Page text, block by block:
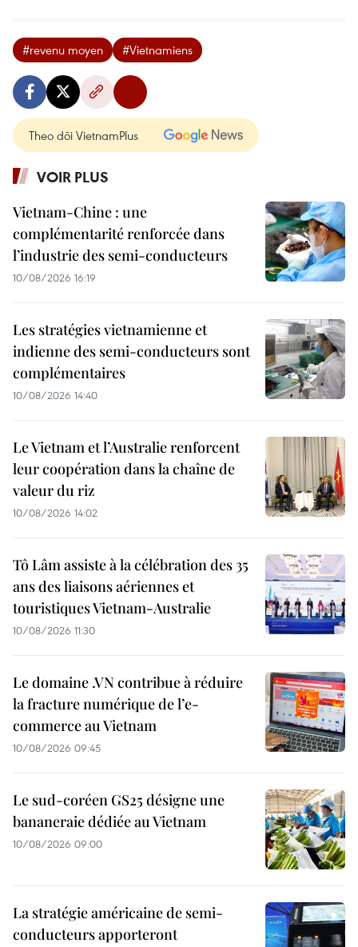
#revenu moyen #Vietnamiens
Theo dõi VietnamPlus
VOIR PLUS
Vietnam-Chine : une
complémentarité renforcée dans
l’industrie des semi-conducteurs
10/08/2026 16:19
Les stratégies vietnamienne et
indienne des semi-conducteurs sont
complémentaires
10/08/2026 14:40
Le Vietnam et l’Australie renforcent
leur coopération dans la chaîne de
valeur du riz
10/08/2026 14:02
Tô Lâm assiste à la célébration des 35
ans des liaisons aériennes et
touristiques Vietnam-Australie
10/08/2026 11:30
Le domaine .VN contribue à réduire
la fracture numérique de l’e-
commerce au Vietnam
10/08/2026 09:45
Le sud-coréen GS25 désigne une
bananeraie dédiée au Vietnam
10/08/2026 09:00
La stratégie américaine de semi-
conducteurs apporteront